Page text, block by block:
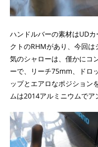
ハンドルバーの素材はUD
クトのRHMがあり、今回
気のシャローは、僅かにコ
ーで、リーチ75mm、ドロ
ップとエアロなポジション
ムは2014アルミニウムでア